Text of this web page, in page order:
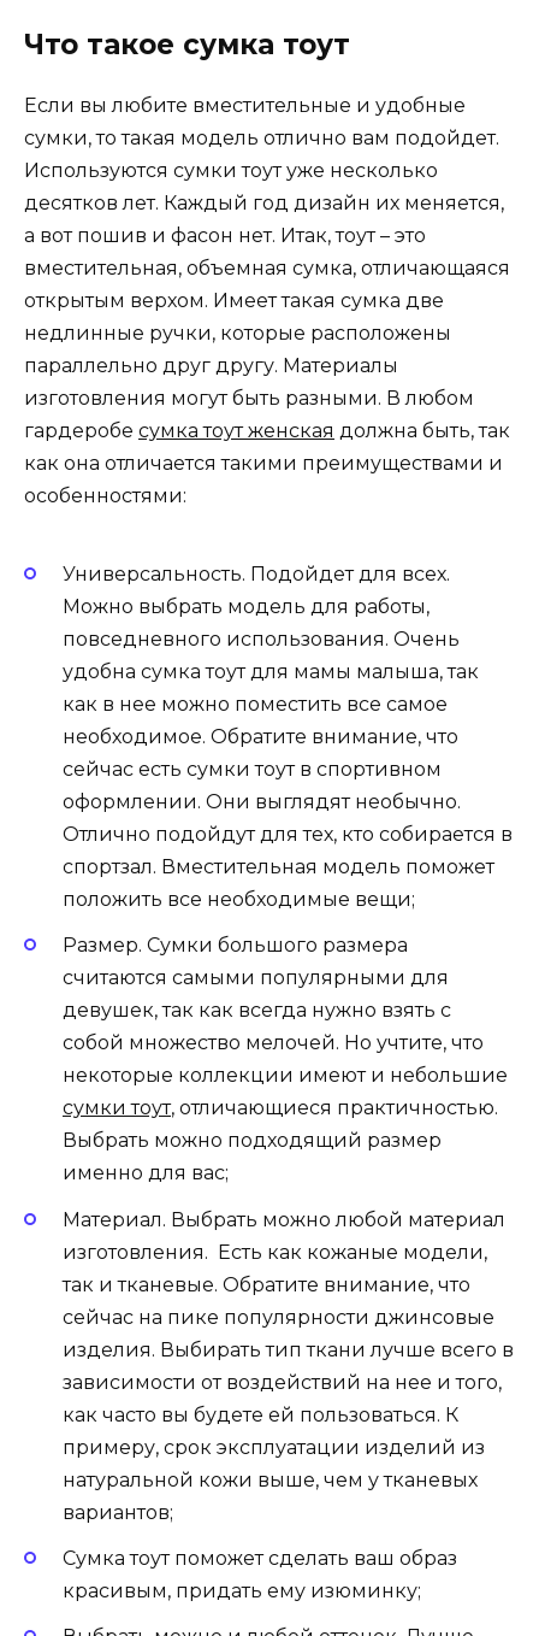
Что такое сумка тоут
Если вы любите вместительные и удобные
сумки, то такая модель отлично вам подойдет.
Используются сумки тоут уже несколько
десятков лет. Каждый год дизайн их меняется,
а вот пошив и фасон нет. Итак, тоут – это
вместительная, объемная сумка, отличающаяся
открытым верхом. Имеет такая сумка две
недлинные ручки, которые расположены
параллельно друг другу. Материалы
изготовления могут быть разными. В любом
гардеробе сумка тоут женская должна быть, так
как она отличается такими преимуществами и
особенностями:
Универсальность. Подойдет для всех.
Можно выбрать модель для работы,
повседневного использования. Очень
удобна сумка тоут для мамы малыша, так
как в нее можно поместить все самое
необходимое. Обратите внимание, что
сейчас есть сумки тоут в спортивном
оформлении. Они выглядят необычно.
Отлично подойдут для тех, кто собирается в
спортзал. Вместительная модель поможет
положить все необходимые вещи;
Размер. Сумки большого размера
считаются самыми популярными для
девушек, так как всегда нужно взять с
собой множество мелочей. Но учтите, что
некоторые коллекции имеют и небольшие
сумки тоут, отличающиеся практичностью.
Выбрать можно подходящий размер
именно для вас;
Материал. Выбрать можно любой материал
изготовления. Есть как кожаные модели,
так и тканевые. Обратите внимание, что
сейчас на пике популярности джинсовые
изделия. Выбирать тип ткани лучше всего в
зависимости от воздействий на нее и того,
как часто вы будете ей пользоваться. К
примеру, срок эксплуатации изделий из
натуральной кожи выше, чем у тканевых
вариантов;
Сумка тоут поможет сделать ваш образ
красивым, придать ему изюминку;